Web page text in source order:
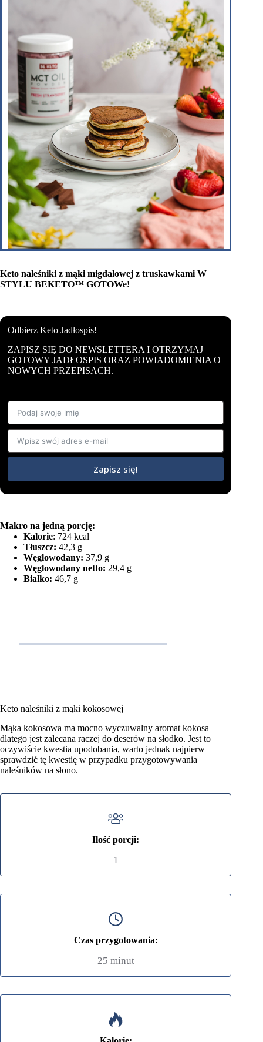
Keto naleśniki z mąki migdałowej z truskawkami W
STYLU BEKETO™ GOTOWe!
Odbierz Keto Jadłospis!
ZAPISZ SIĘ DO NEWSLETTERA I OTRZYMAJ
GOTOWY JADŁOSPIS ORAZ POWIADOMIENIA O
NOWYCH PRZEPISACH.
Zapisz się!
Makro na jedną porcję:
Kalorie: 724 kcal
Tłuszcz: 42,3 g
Węglowodany: 37,9 g
Węglowodany netto: 29,4 g
Białko: 46,7 g
Keto naleśniki z mąki kokosowej
Mąka kokosowa ma mocno wyczuwalny aromat kokosa –
dlatego jest zalecana raczej do deserów na słodko. Jest to
oczywiście kwestia upodobania, warto jednak najpierw
sprawdzić tę kwestię w przypadku przygotowywania
naleśników na słono.
Ilość porcji:
1
Czas przygotowania:
25 minut